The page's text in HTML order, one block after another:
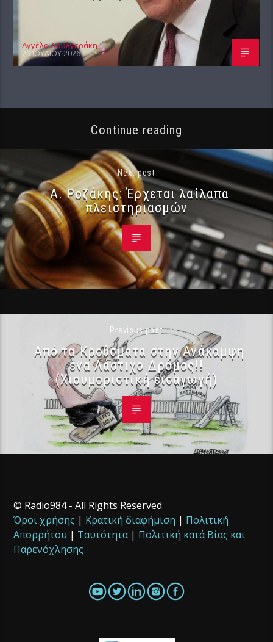
Αγγέλα Δουλγεράκη
29 ΙΟΥΛΊΟΥ 2026
Continue reading
Next post
Α. Ροζάκης: Έρχεται λαίλαπα
πλειστηριασμών
Previous post
Από τα Κρούσματα στην Ανάκαμψη
ένα Λάστιχο Δρόμος!!
(Χιουμοριστική εισαγωγή)
© Radio984 - All Rights Reserved
Όροι χρήσης | Κρατική διαφήμιση | Πολιτική
Απορρήτου | Ταυτότητα| Πολιτική κατά Βίας και
Παρενόχλησης